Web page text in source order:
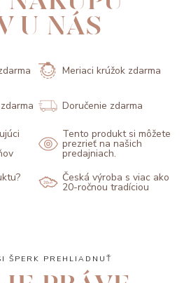
U NÁS
Meriaci krúžok zdarma
Doručenie zdarma
Tento produkt si môžete
prezrieť na našich
predajniach.
Česká výroba s viac ako
20-ročnou tradíciou
ŠPERK PREHLIADNUŤ